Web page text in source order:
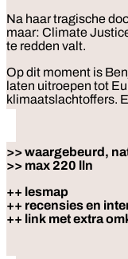
Na haar tragische
maar: Climate
te redden valt.
Op dit moment is
laten uitroepen tot
klimaatslachtoffers.
>> waargebeurd,
>> max 220 lln
++ lesmap
++ recensies en
++ link met extra